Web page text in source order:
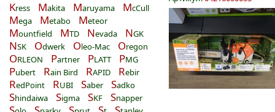
Kress Makita Maruyama McCull
Mega Metabo Meteor
Mountfield MTD Nevada NGK
NSK Odwerk Oleo-Mac Oregon
ORLEON Partner PLATT PMG
Pubert Rain Bird RAPID Rebir
RedPoint RUBI Saber Sadko
Shindaiwa Sigma SKF Snapper